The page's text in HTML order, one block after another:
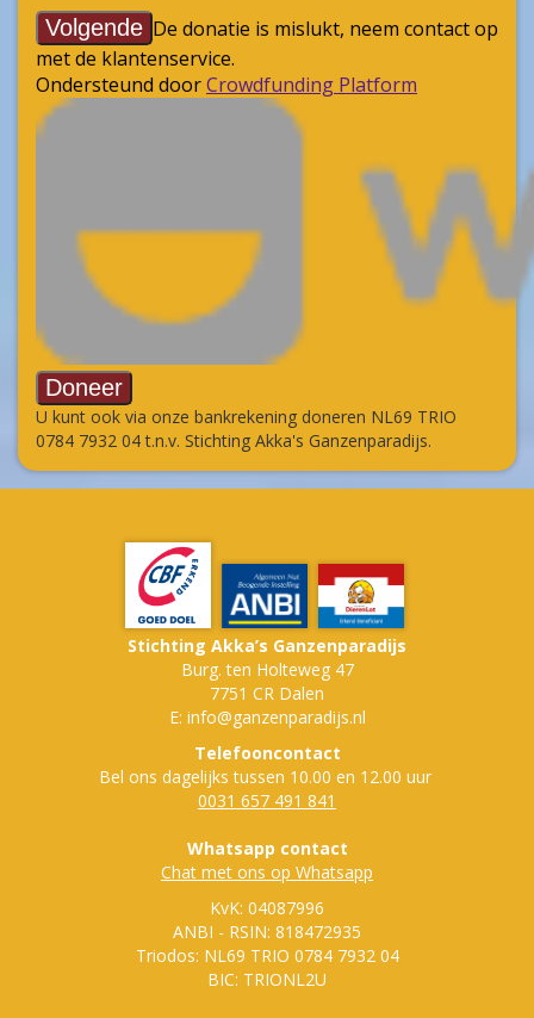
U kunt ook via onze bankrekening doneren NL69 TRIO
0784 7932 04 t.n.v. Stichting Akka's Ganzenparadijs.
Stichting Akka’s Ganzenparadijs
Burg. ten Holteweg 47
7751 CR Dalen
E: info@ganzenparadijs.nl
Telefooncontact
Bel ons dagelijks tussen 10.00 en 12.00 uur
0031 657 491 841
Whatsapp contact
Chat met ons op Whatsapp
KvK: 04087996
ANBI - RSIN: 818472935
Triodos: NL69 TRIO 0784 7932 04
BIC: TRIONL2U